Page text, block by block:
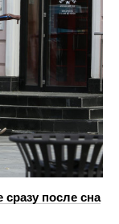
после сна